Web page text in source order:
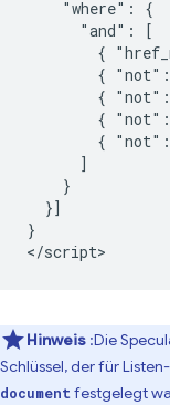
    "where": {
      "and": [
{
{
{
{
{
      ]
    }
  }]
}
Hinweis :Die
Schlüssel, der für
documentfestgelegt